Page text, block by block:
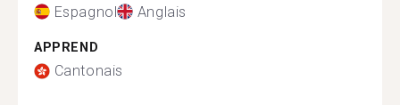
Espagnol Anglais
APPREND
Cantonais